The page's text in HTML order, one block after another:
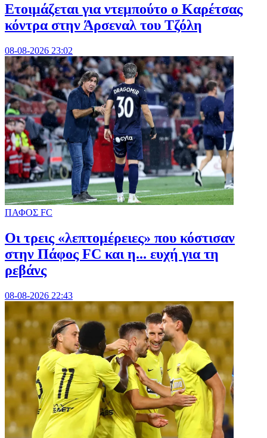
Ετοιμάζεται για ντεμπούτο ο Καρέτσας
κόντρα στην Άρσεναλ του Τζόλη
08-08-2026 23:02
ΠΑΦΟΣ FC
Οι τρεις «λεπτομέρειες» που κόστισαν
στην Πάφος FC και η... ευχή για τη
ρεβάνς
08-08-2026 22:43